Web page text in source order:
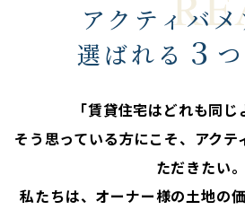
アクティバ
選ばれる ３
「賃貸住宅はどれも同じ
そう思っている方にこそ、アクテ
ただきたい。
私たちは、オーナー様の土地の